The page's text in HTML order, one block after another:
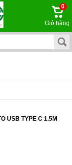
0
Giỏ hàng
USB TYPE C 1.5M